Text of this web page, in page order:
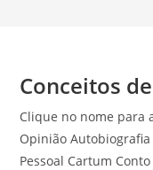
Conceitos
Clique no nome para
Opinião
Pessoal Cartum